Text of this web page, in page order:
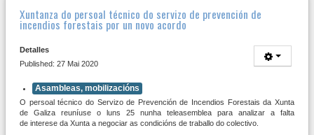
Xuntanza do persoal técnico do servizo de prevención de
incendios forestais por un novo acordo
Detalles
Published: 27 Mai 2020
Asambleas, mobilizacións
O persoal técnico do Servizo de Prevención de Incendios Forestais da Xunta
de Galiza reuníuse o luns 25 nunha teleasemblea para analizar a falta
de interese da Xunta a negociar as condicións de traballo do colectivo.